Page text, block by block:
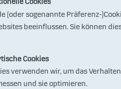
94
07.0
7.20
Cookies
(oder sogenannte Präferenz-
beeinflussen. Sie können
Cookies
verwenden wir, um das
und sie optimieren.